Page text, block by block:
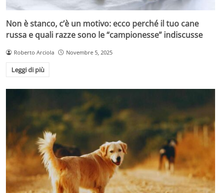
Non è stanco, c’è un motivo: ecco perché il tuo cane
russa e quali razze sono le “campionesse” indiscusse
Roberto Arciola Novembre 5, 2025
Leggi di più